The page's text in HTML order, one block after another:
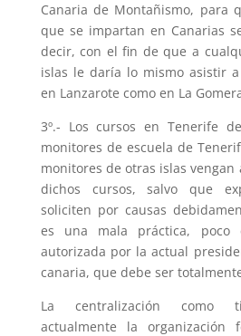
Canaria de Montañismo, para
que se impartan en Canarias
decir, con el fin de que a
islas le daría lo mismo asistir
en Lanzarote como en La
3º.- Los cursos en Tenerife
monitores de escuela de
monitores de otras islas
dichos cursos, salvo que
soliciten por causas
es una mala práctica, poco
autorizada por la actual
canaria, que debe ser
La centralización como
actualmente la organización